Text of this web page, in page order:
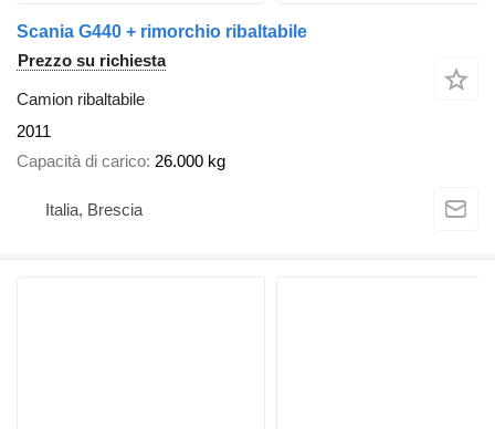
Scania G440 + rimorchio ribaltabile
Prezzo su richiesta
Camion ribaltabile
2011
Capacità di carico 26.000 kg
Italia, Brescia